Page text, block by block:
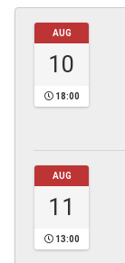
AUG
10
18:00
AUG
11
13:00